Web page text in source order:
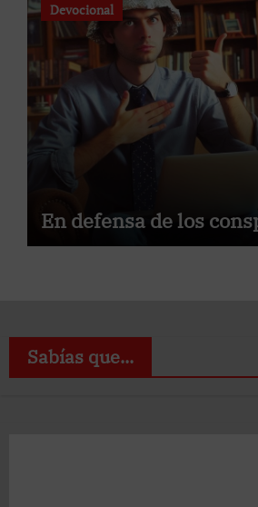
Devocional
En defensa de los
Sabías que...